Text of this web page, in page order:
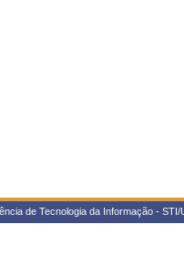
de Tecnologia da Informação -